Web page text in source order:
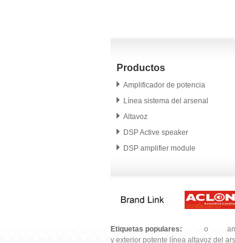
Productos
Amplificador de potencia
Línea sistema del arsenal
Altavoz
DSP Active speaker
DSP amplifier module
Accesorio
Etiquetas populares: o
y exterior potente línea altavoz del